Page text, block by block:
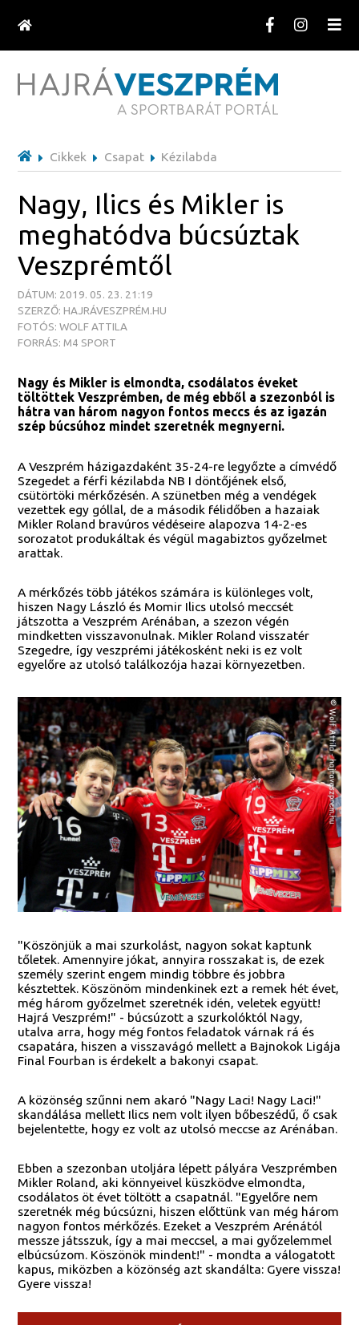
Cikkek Csapat Kézilabda
Nagy, Ilics és Mikler is
meghatódva búcsúztak
Veszprémtől
DÁTUM: 2019. 05. 23. 21:19
SZERZŐ: HAJRÁVESZPRÉM.HU
FOTÓS: WOLF ATTILA
FORRÁS: M4 SPORT
Nagy és Mikler is elmondta, csodálatos éveket
töltöttek Veszprémben, de még ebből a szezonból is
hátra van három nagyon fontos meccs és az igazán
szép búcsúhoz mindet szeretnék megnyerni.
A Veszprém házigazdaként 35-24-re legyőzte a címvédő
Szegedet a férfi kézilabda NB I döntőjének első,
csütörtöki mérkőzésén. A szünetben még a vendégek
vezettek egy góllal, de a második félidőben a hazaiak
Mikler Roland bravúros védéseire alapozva 14-2-es
sorozatot produkáltak és végül magabiztos győzelmet
arattak.
A mérkőzés több játékos számára is különleges volt,
hiszen Nagy László és Momir Ilics utolsó meccsét
játszotta a Veszprém Arénában, a szezon végén
mindketten visszavonulnak. Mikler Roland visszatér
Szegedre, így veszprémi játékosként neki is ez volt
egyelőre az utolsó találkozója hazai környezetben.
"Köszönjük a mai szurkolást, nagyon sokat kaptunk
tőletek. Amennyire jókat, annyira rosszakat is, de ezek
személy szerint engem mindig többre és jobbra
késztettek. Köszönöm mindenkinek ezt a remek hét évet,
még három győzelmet szeretnék idén, veletek együtt!
Hajrá Veszprém!" - búcsúzott a szurkolóktól Nagy,
utalva arra, hogy még fontos feladatok várnak rá és
csapatára, hiszen a visszavágó mellett a Bajnokok Ligája
Final Fourban is érdekelt a bakonyi csapat.
A közönség szűnni nem akaró "Nagy Laci! Nagy Laci!"
skandálása mellett Ilics nem volt ilyen bőbeszédű, ő csak
bejelentette, hogy ez volt az utolsó meccse az Arénában.
Ebben a szezonban utoljára lépett pályára Veszprémben
Mikler Roland, aki könnyeivel küszködve elmondta,
csodálatos öt évet töltött a csapatnál. "Egyelőre nem
szeretnék még búcsúzni, hiszen előttünk van még három
nagyon fontos mérkőzés. Ezeket a Veszprém Arénától
messze játsszuk, így a mai meccsel, a mai győzelemmel
elbúcsúzom. Köszönök mindent!" - mondta a válogatott
kapus, miközben a közönség azt skandálta: Gyere vissza!
Gyere vissza!